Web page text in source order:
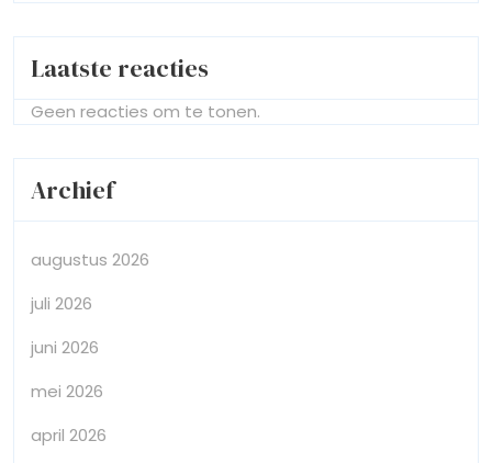
Laatste reacties
Geen reacties om te tonen.
Archief
augustus 2026
juli 2026
juni 2026
mei 2026
april 2026